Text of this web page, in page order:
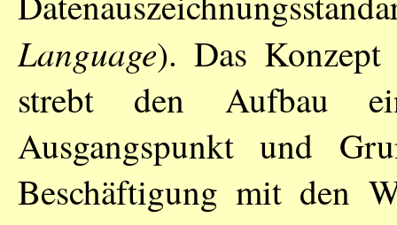
Language). Das Konzept
strebt den Aufbau
Ausgangspunkt und
Beschäftigung mit den